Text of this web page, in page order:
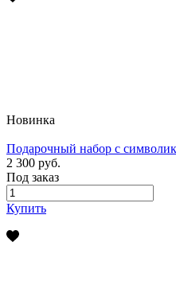
Новинка
Подарочный набор с
2 300 руб.
Под заказ
Купить